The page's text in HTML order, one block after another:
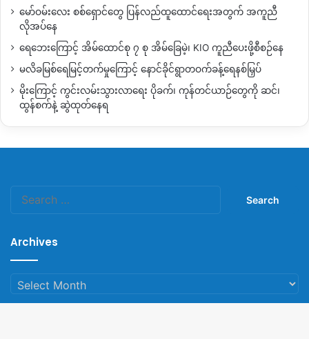
မော်ဝမ်းလေး စစ်ရှောင်တွေ ပြန်လည်ထူထောင်ရေးအတွက် အကူညီ
လိုအပ်နေ
ရေဘေးကြောင့် အိမ်ထောင်စု ၇ စု အိမ်ခြေမဲ့၊ KIO ကူညီပေးဖို့စီစဉ်နေ
မလိခမြစ်ရေမြင့်တက်မှုကြောင့် နောင်ခိုင်ရွာတဝက်ခန့်ရေနစ်မြှပ်
မိုးကြောင့် ကွင်းလမ်းသွားလာရေး ပိုခက်၊ ကုန်တင်ယာဉ်တွေကို ဆင်၊
ထွန်စက်နဲ့ ဆွဲထုတ်နေရ
Archives
Archives